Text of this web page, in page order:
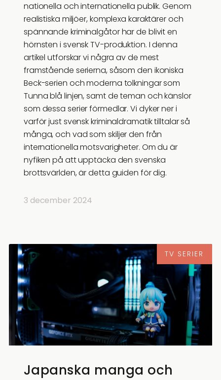
nationella och internationella publik. Genom
realistiska miljöer, komplexa karaktärer och
spännande kriminalgåtor har de blivit en
hörnsten i svensk TV-produktion. I denna
artikel utforskar vi några av de mest
framstående serierna, såsom den ikoniska
Beck-serien och moderna tolkningar som
Tunna blå linjen, samt de teman och känslor
som dessa serier förmedlar. Vi dyker ner i
varför just svensk kriminaldramatik tilltalar så
många, och vad som skiljer den från
internationella motsvarigheter. Om du är
nyfiken på att upptäcka den svenska
brottsvärlden, är detta guiden för dig.
3 december 2024
TV SERIER
Japanska manga och